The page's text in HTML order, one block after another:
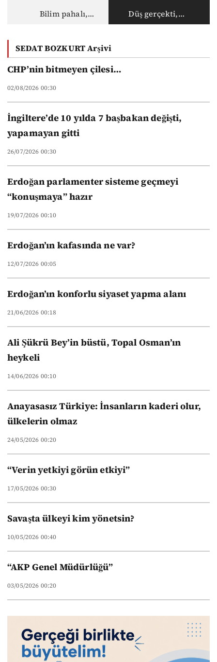
Bilim pahalı,
üniversitelerinin
yeni düzeni
Düş gerçekti,
gerçek haksız
SEDAT BOZKURT Arşivi
CHP’nin bitmeyen çilesi…
02/08/2026 00:30
İngiltere’de 10 yılda 7 başbakan değişti,
yapamayan gitti
26/07/2026 00:30
Erdoğan parlamenter sisteme geçmeyi
“konuşmaya” hazır
19/07/2026 00:10
Erdoğan’ın kafasında ne var?
12/07/2026 00:05
Erdoğan’ın konforlu siyaset yapma alanı
21/06/2026 00:18
Ali Şükrü Bey’in büstü, Topal Osman’ın
heykeli
14/06/2026 00:10
Anayasasız Türkiye: İnsanların kaderi olur,
ülkelerin olmaz
24/05/2026 00:20
“Verin yetkiyi görün etkiyi”
17/05/2026 00:30
Savaşta ülkeyi kim yönetsin?
10/05/2026 00:40
“AKP Genel Müdürlüğü”
03/05/2026 00:20